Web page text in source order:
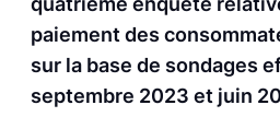
paiement des
sur la base de sondages
septembre 2023 et juin